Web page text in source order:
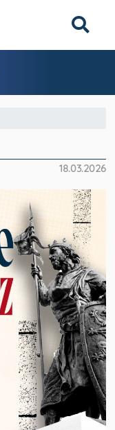
18.03.2026